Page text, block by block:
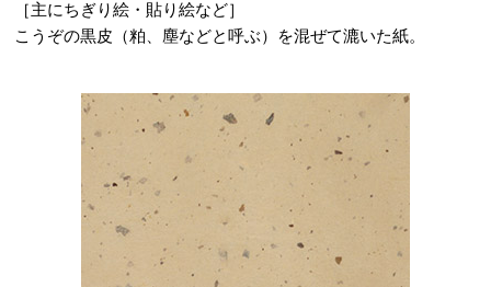
［主にちぎり絵・貼り絵など］
こうぞの黒皮（粕、塵などと呼ぶ）を混ぜて漉いた紙。